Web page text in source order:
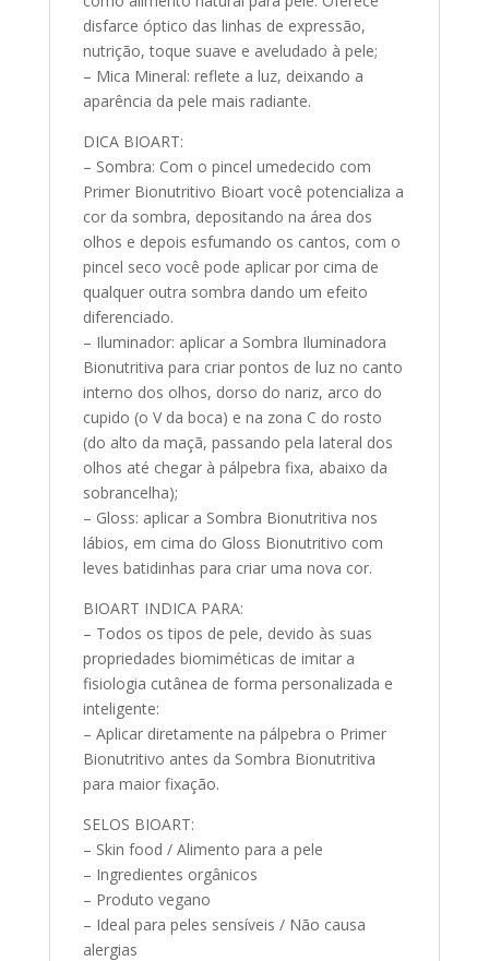
disfarce óptico das linhas de expressão,
nutrição, toque suave e aveludado à pele;
– Mica Mineral: reflete a luz, deixando a
aparência da pele mais radiante.
DICA BIOART:
– Sombra: Com o pincel umedecido com
Primer Bionutritivo Bioart você potencializa a
cor da sombra, depositando na área dos
olhos e depois esfumando os cantos, com o
pincel seco você pode aplicar por cima de
qualquer outra sombra dando um efeito
diferenciado.
– Iluminador: aplicar a Sombra Iluminadora
Bionutritiva para criar pontos de luz no canto
interno dos olhos, dorso do nariz, arco do
cupido (o V da boca) e na zona C do rosto
(do alto da maçã, passando pela lateral dos
olhos até chegar à pálpebra fixa, abaixo da
sobrancelha);
– Gloss: aplicar a Sombra Bionutritiva nos
lábios, em cima do Gloss Bionutritivo com
leves batidinhas para criar uma nova cor.
BIOART INDICA PARA:
– Todos os tipos de pele, devido às suas
propriedades biomiméticas de imitar a
fisiologia cutânea de forma personalizada e
inteligente:
– Aplicar diretamente na pálpebra o Primer
Bionutritivo antes da Sombra Bionutritiva
para maior fixação.
SELOS BIOART:
– Skin food / Alimento para a pele
– Ingredientes orgânicos
– Produto vegano
– Ideal para peles sensíveis / Não causa
alergias